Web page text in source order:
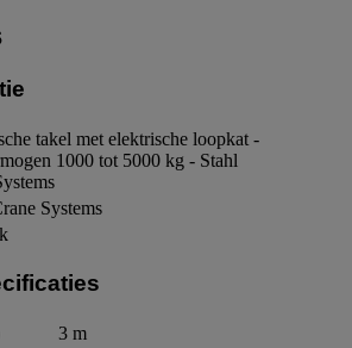
takel met elektrische loopkat -
1000 tot 5000 kg - Stahl
Systems
3 m